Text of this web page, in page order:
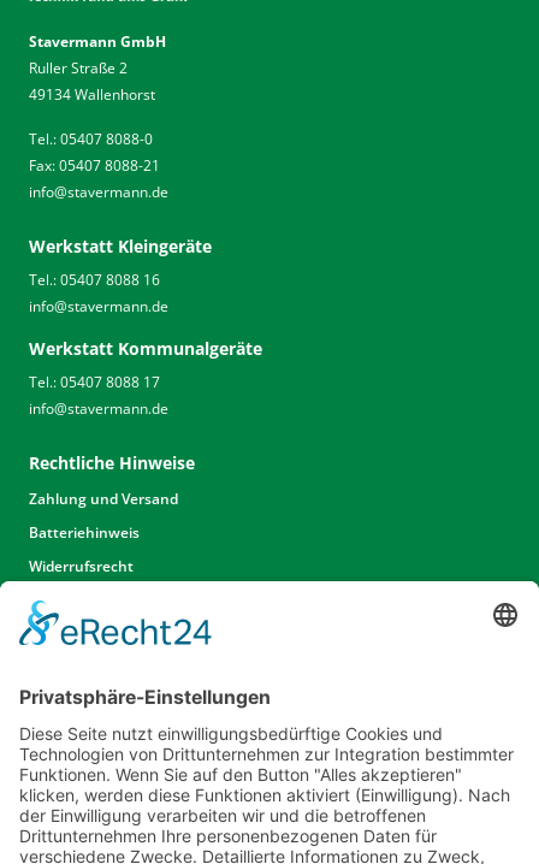
Stavermann GmbH
Ruller Straße 2
49134 Wallenhorst
Tel.: 05407 8088-0
Fax: 05407 8088-21
info@stavermann.de
Werkstatt Kleingeräte
Tel.: 05407 8088 16
info@stavermann.de
Werkstatt Kommunalgeräte
Tel.: 05407 8088 17
info@stavermann.de
Rechtliche Hinweise
Zahlung und Versand
Batteriehinweis
Widerrufsrecht
Widerrufsrecht Dienstleistungen
AGB
Unsere Website
Unser Angebot
Service
Standorte
Karriere
Events & Termine